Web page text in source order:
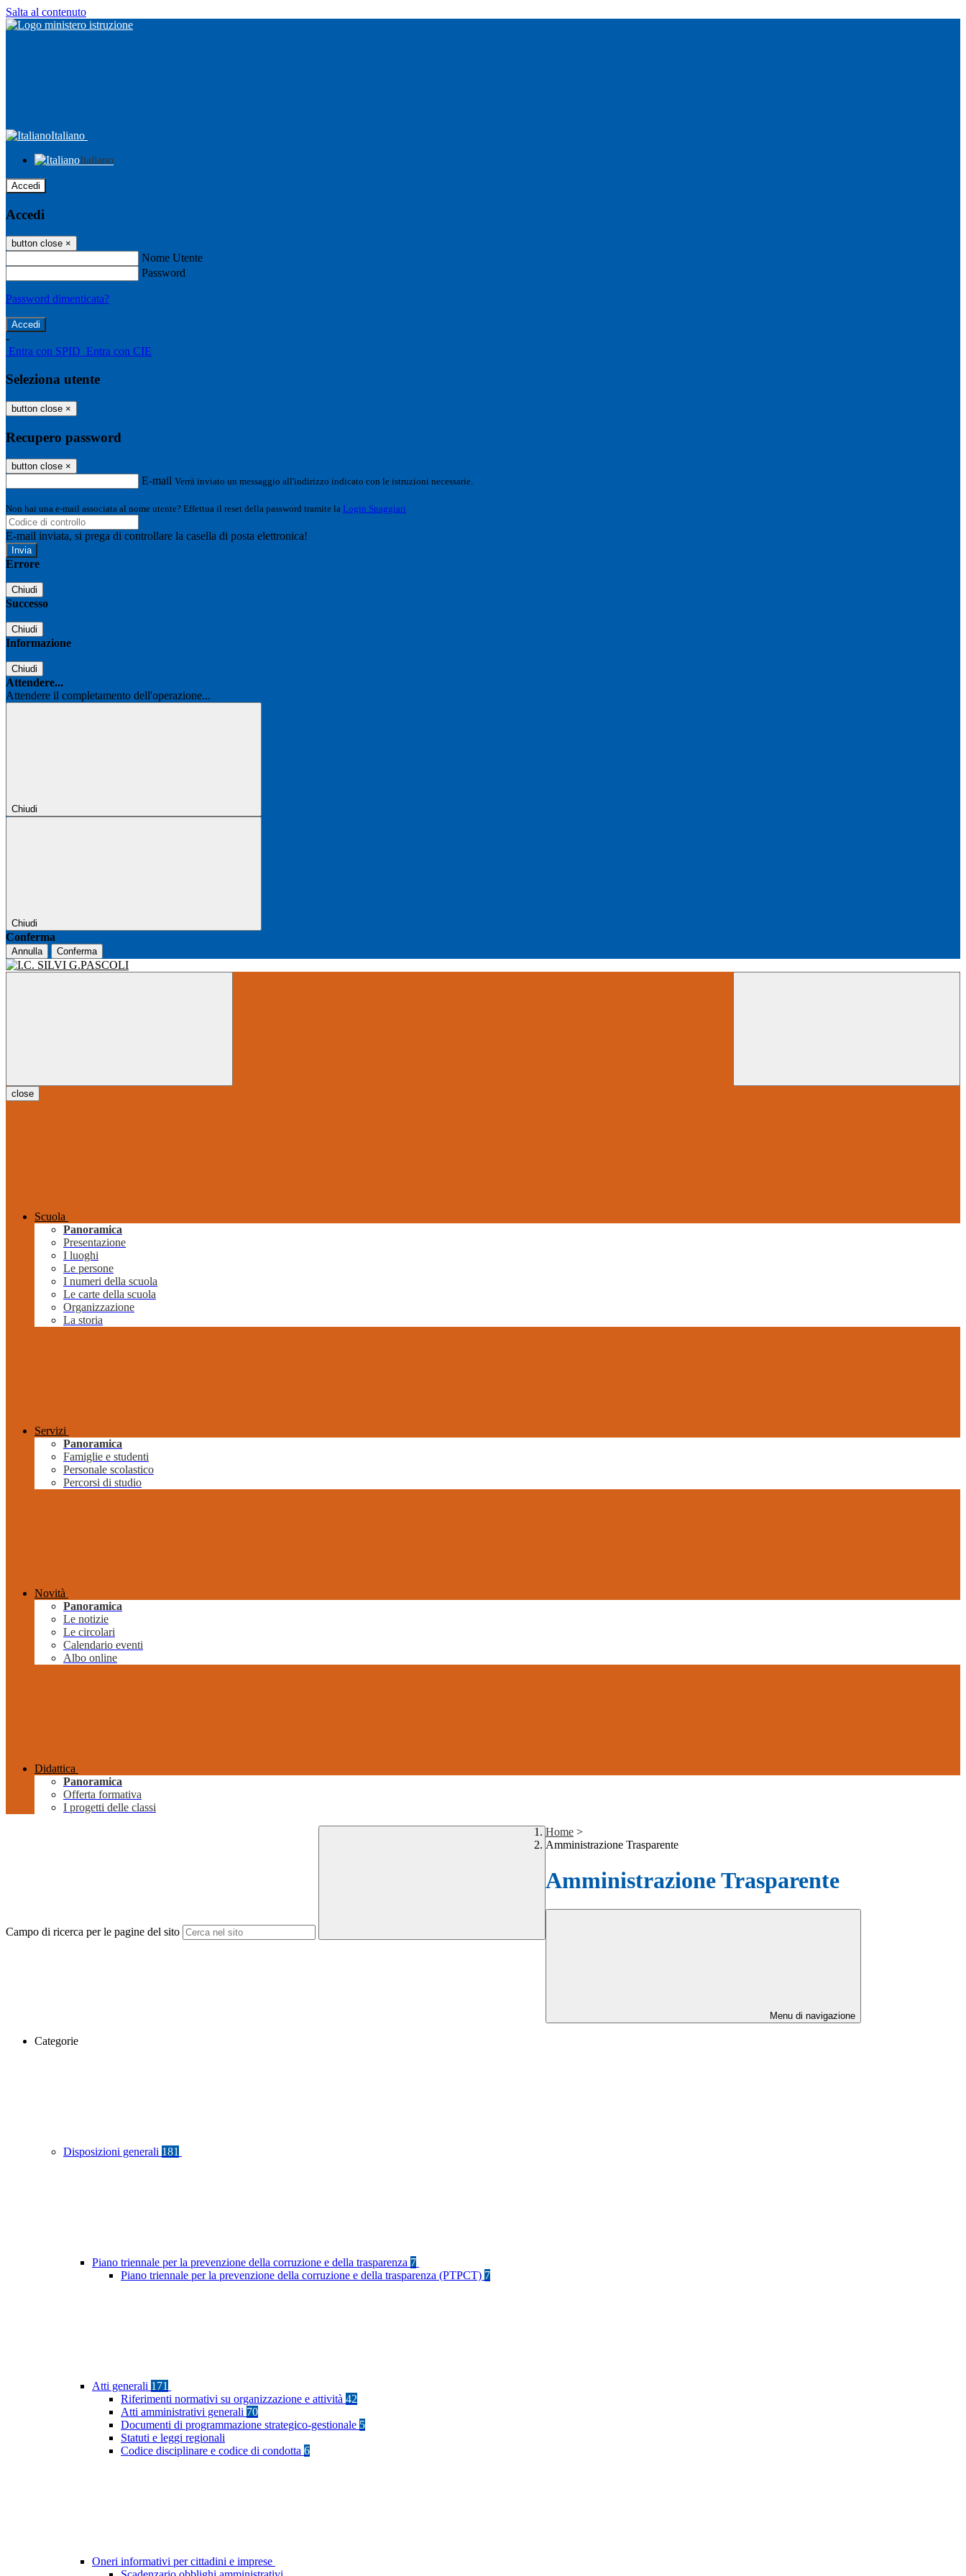
Salta al contenuto
Italiano
Italiano
Accedi
Accedi
button close ×
Nome Utente
Password
Password dimenticata?
-
Entra con SPID Entra con CIE
Seleziona utente
button close ×
Recupero password
button close ×
E-mail Verrà inviato un messaggio all'indirizzo indicato con le istruzioni necessarie.
Non hai una e-mail associata al nome utente? Effettua il reset della password tramite la Login Spaggiari
E-mail inviata, si prega di controllare la casella di posta elettronica!
Errore
Chiudi
Successo
Chiudi
Informazione
Chiudi
Attendere...
Attendere il completamento dell'operazione...
Chiudi
Chiudi
Conferma
Annulla Conferma
close
Scuola
Panoramica
Presentazione
I luoghi
Le persone
I numeri della scuola
Le carte della scuola
Organizzazione
La storia
Servizi
Panoramica
Famiglie e studenti
Personale scolastico
Percorsi di studio
Novità
Panoramica
Le notizie
Le circolari
Calendario eventi
Albo online
Didattica
Panoramica
Offerta formativa
I progetti delle classi
Campo di ricerca per le pagine del sito
Home >
Amministrazione Trasparente
Amministrazione Trasparente
Menu di navigazione
Categorie
Disposizioni generali 181
Piano triennale per la prevenzione della corruzione e della trasparenza 7
Piano triennale per la prevenzione della corruzione e della trasparenza (PTPCT) 7
Atti generali 171
Riferimenti normativi su organizzazione e attività 42
Atti amministrativi generali 70
Documenti di programmazione strategico-gestionale 5
Statuti e leggi regionali
Codice disciplinare e codice di condotta 6
Oneri informativi per cittadini e imprese